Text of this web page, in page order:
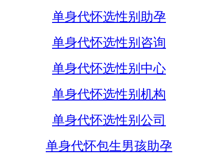
单身代怀选性别助孕
单身代怀选性别咨询
单身代怀选性别中心
单身代怀选性别机构
单身代怀选性别公司
单身代怀包生男孩助孕